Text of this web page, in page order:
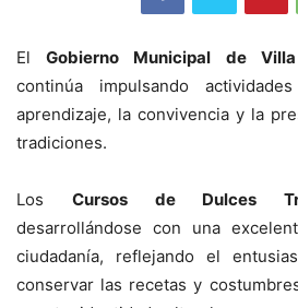
ElGobierno Municipal de
continúa impulsando
aprendizaje, la convivencia y la
tradiciones.
Los Cursos de Dulces
desarrollándose con una
ciudadanía, reflejando el
conservar las recetas y